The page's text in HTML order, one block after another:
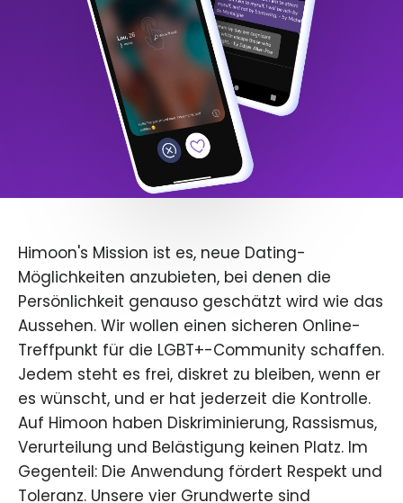
Himoon's Mission ist es, neue Dating-
Möglichkeiten anzubieten, bei denen die
Persönlichkeit genauso geschätzt wird wie das
Aussehen. Wir wollen einen sicheren Online-
Treffpunkt für die LGBT+-Community schaffen.
Jedem steht es frei, diskret zu bleiben, wenn er
es wünscht, und er hat jederzeit die Kontrolle.
Auf Himoon haben Diskriminierung, Rassismus,
Verurteilung und Belästigung keinen Platz. Im
Gegenteil: Die Anwendung fördert Respekt und
Toleranz. Unsere vier Grundwerte sind